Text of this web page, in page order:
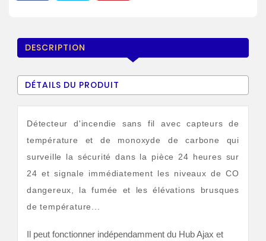
DESCRIPTION
DÉTAILS DU PRODUIT
Détecteur d'incendie sans fil avec capteurs de
température et de monoxyde de carbone qui
surveille la sécurité dans la pièce 24 heures sur
24 et signale immédiatement les niveaux de CO
dangereux, la fumée et les élévations brusques
de température...
Il peut fonctionner indépendamment du Hub Ajax et